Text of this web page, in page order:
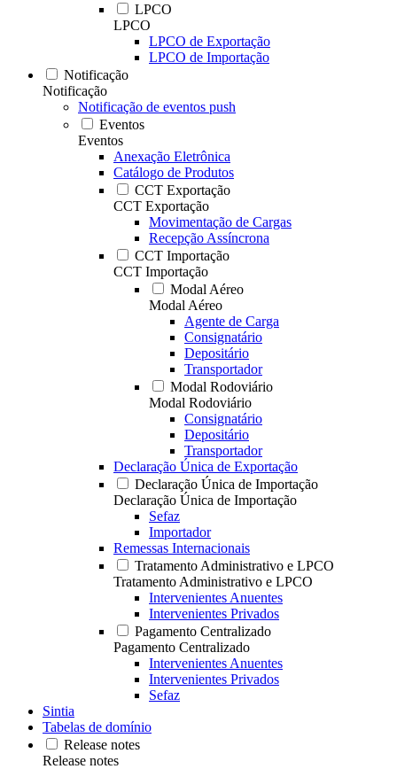
LPCO
LPCO
LPCO de Exportação
LPCO de Importação
Notificação
Notificação
Notificação de eventos push
Eventos
Eventos
Anexação Eletrônica
Catálogo de Produtos
CCT Exportação
CCT Exportação
Movimentação de Cargas
Recepção Assíncrona
CCT Importação
CCT Importação
Modal Aéreo
Modal Aéreo
Agente de Carga
Consignatário
Depositário
Transportador
Modal Rodoviário
Modal Rodoviário
Consignatário
Depositário
Transportador
Declaração Única de Exportação
Declaração Única de Importação
Declaração Única de Importação
Sefaz
Importador
Remessas Internacionais
Tratamento Administrativo e LPCO
Tratamento Administrativo e LPCO
Intervenientes Anuentes
Intervenientes Privados
Pagamento Centralizado
Pagamento Centralizado
Intervenientes Anuentes
Intervenientes Privados
Sefaz
Sintia
Tabelas de domínio
Release notes
Release notes